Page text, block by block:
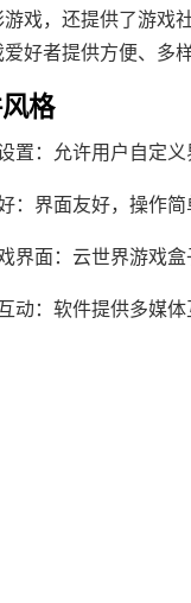
戏，还提供了游戏
好者提供方便、多
格
置：允许用户自定
：界面友好，操作
界面：云世界游戏
动：软件提供多媒